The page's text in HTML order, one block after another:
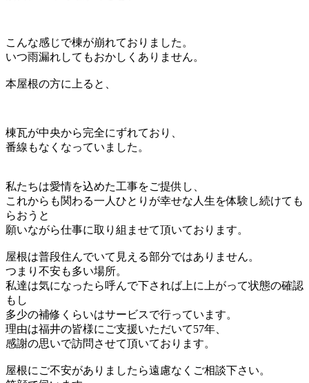
こんな感じで棟が崩れておりました。
いつ雨漏れしてもおかしくありません。
本屋根の方に上ると、
棟瓦が中央から完全にずれており、
番線もなくなっていました。
私たちは愛情を込めた工事をご提供し、
これからも関わる一人ひとりが幸せな人生を体験し続けても
らおうと
願いながら仕事に取り組ませて頂いております。
屋根は普段住んでいて見える部分ではありません。
つまり不安も多い場所。
私達は気になったら呼んで下されば上に上がって状態の確認
もし
多少の補修くらいはサービスで行っています。
理由は福井の皆様にご支援いただいて57年、
感謝の思いで訪問させて頂いております。
屋根にご不安がありましたら遠慮なくご相談下さい。